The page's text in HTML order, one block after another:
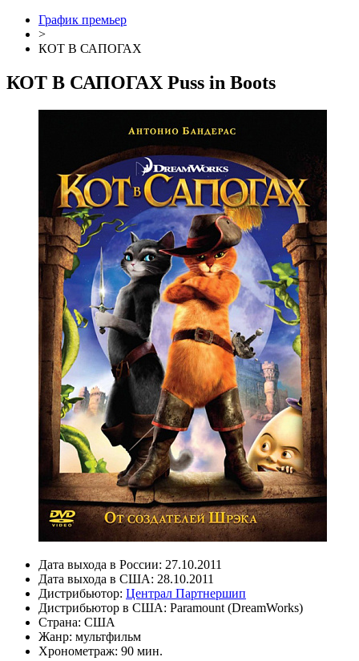
График премьер
>
КОТ В САПОГАХ
КОТ В САПОГАХ Puss in Boots
Дата выхода в России: 27.10.2011
Дата выхода в США: 28.10.2011
Дистрибьютор: Централ Партнершип
Дистрибьютор в США: Paramount (DreamWorks)
Страна: США
Жанр: мультфильм
Хронометраж: 90 мин.